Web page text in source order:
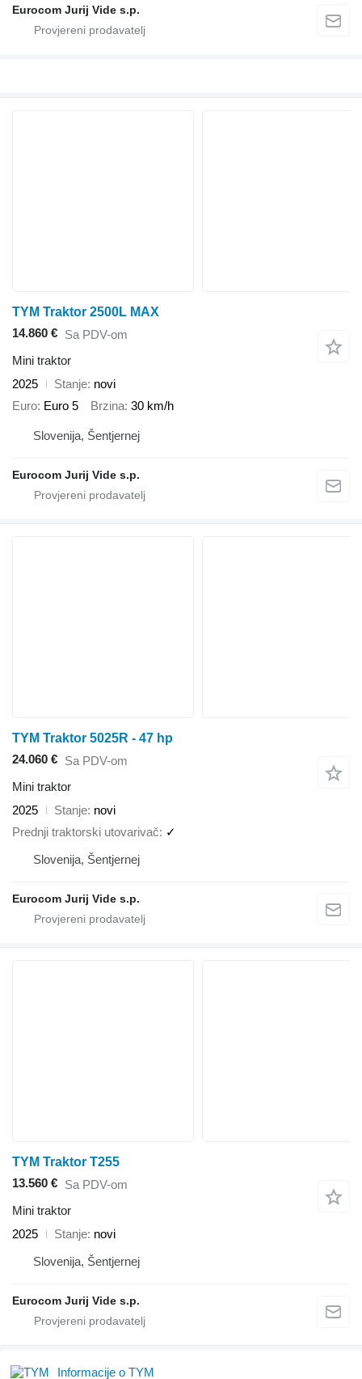
Eurocom Jurij Vide s.p.
TYM Traktor 2500L MAX
14.860 € Sa PDV-om
Mini traktor
2025
Stanje novi
Euro Euro 5 Brzina 30 km/h
Slovenija, Šentjernej
Eurocom Jurij Vide s.p.
TYM Traktor 5025R - 47 hp
24.060 € Sa PDV-om
Mini traktor
2025
Stanje novi
Prednji traktorski utovarivač
✓
Slovenija, Šentjernej
Eurocom Jurij Vide s.p.
TYM Traktor T255
13.560 € Sa PDV-om
Mini traktor
2025
Stanje novi
Slovenija, Šentjernej
Eurocom Jurij Vide s.p.
Informacije o TYM